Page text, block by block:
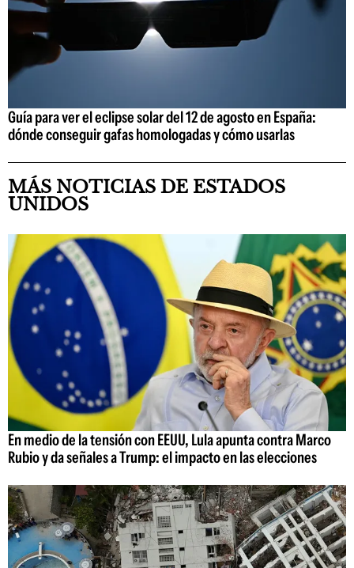
Guía para ver el eclipse solar del 12 de agosto en España:
dónde conseguir gafas homologadas y cómo usarlas
MÁS NOTICIAS DE ESTADOS
UNIDOS
En medio de la tensión con EEUU, Lula apunta contra Marco
Rubio y da señales a Trump: el impacto en las elecciones